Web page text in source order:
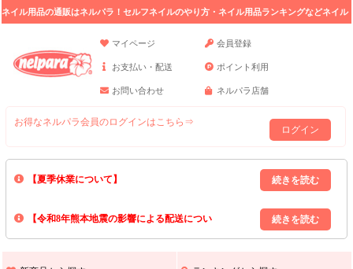
ネイル用品の通販はネルパラ！セルフネイルのやり方・ネイル用品ランキングなどネイル
マイページ
会員登録
お支払い・配送 ポイント利用
お問い合わせ ネルパラ店舗
お得なネルパラ会員のログインはこちら⇒
ログイン
【夏季休業について】
8/13(木)～8/16(日)の間｢出荷業務・お問い合わせ業務｣はお休みいたしま
上記期間中のご注文・お問い合わせは8/17(月)以降の対応となりますので
【令和8年熊本地震の影響による配送につい